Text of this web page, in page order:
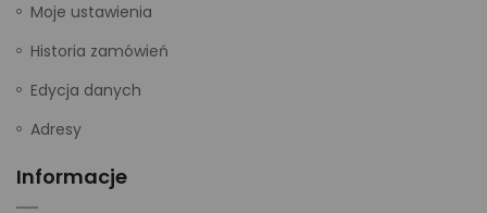
Moje ustawienia
Historia zamówień
Edycja danych
Adresy
Informacje